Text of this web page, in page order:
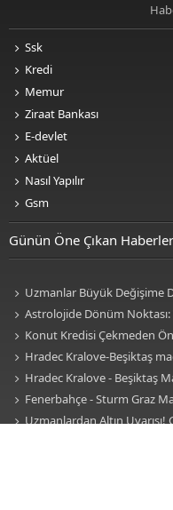
Ssk
Kredi
Memur
Ziraat Bankası
E-devlet
Aktüel
Nasıl Yapılır
Gsm
Günün Öne Çıkan
Uzmanlar Büyük Değişime
Neleri Değiştirecek?
Astrolojide Dönüm Noktası:
Sektörlerde Dengeler
Konut Kredisi Çekmeden
Pişman Olabilirsiniz
Hradec Kralove-Beşiktaş
BJK Avrupa Ligi maçı şifresiz
şifresiz, HD canlı yayın
Hradec Kralove - Beşiktaş
Mi? Avrupa Ligi 3. Ön Eleme
Beşiktaş Maçı Şifresiz, HD Canlı
Fenerbahçe - Sturm Graz
Kanalda? TV100 Şifresiz Canlı
Uzmanlardan Altın Uyarısı!